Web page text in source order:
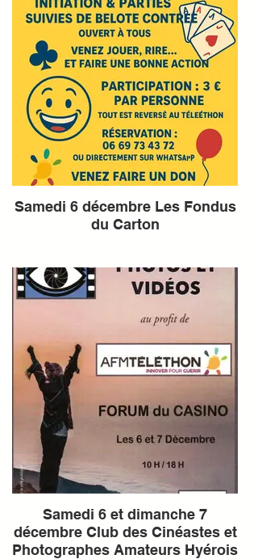
Samedi 6 décembre Les Fondus
du Carton
Samedi 6 et dimanche 7
décembre Club des Cinéastes et
Photographes Amateurs Hyérois